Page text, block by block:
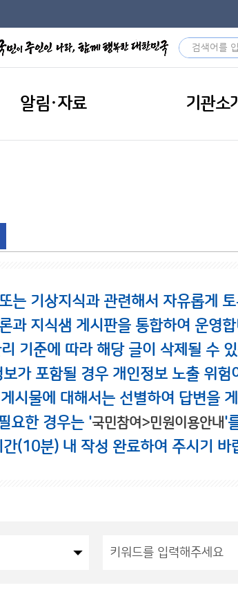
알림·자료 기관소
는 기상지식과 관련해서 자유롭게
과 지식샘 게시판을 통합하여 운영
기준에 따라 해당 글이 삭제될 수
가 포함될 경우 개인정보 노출 위
시물에 대해서는 선별하여 답변을
요한 경우는 '국민참여>민원이용안내'
(10분) 내 작성 완료하여 주시기 바